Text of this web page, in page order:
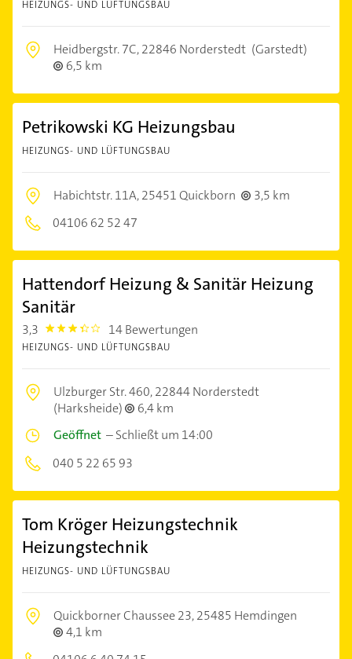
HEIZUNGS- UND LÜFTUNGSBAU
Heidbergstr. 7C,22846 Norderstedt (Garstedt)
6,5 km
Petrikowski KG Heizungsbau
HEIZUNGS- UND LÜFTUNGSBAU
Habichtstr. 11A,25451 Quickborn
3,5 km
04106 62 52 47
Hattendorf Heizung & Sanitär Heizung
Sanitär
3,3 3.3 14 Bewertungen
HEIZUNGS- UND LÜFTUNGSBAU
Ulzburger Str. 460,22844 Norderstedt
(Harksheide)
6,4 km
Geöffnet –Schließt um 14:00
040 5 22 65 93
Tom Kröger Heizungstechnik
Heizungstechnik
HEIZUNGS- UND LÜFTUNGSBAU
Quickborner Chaussee 23,25485 Hemdingen
4,1 km